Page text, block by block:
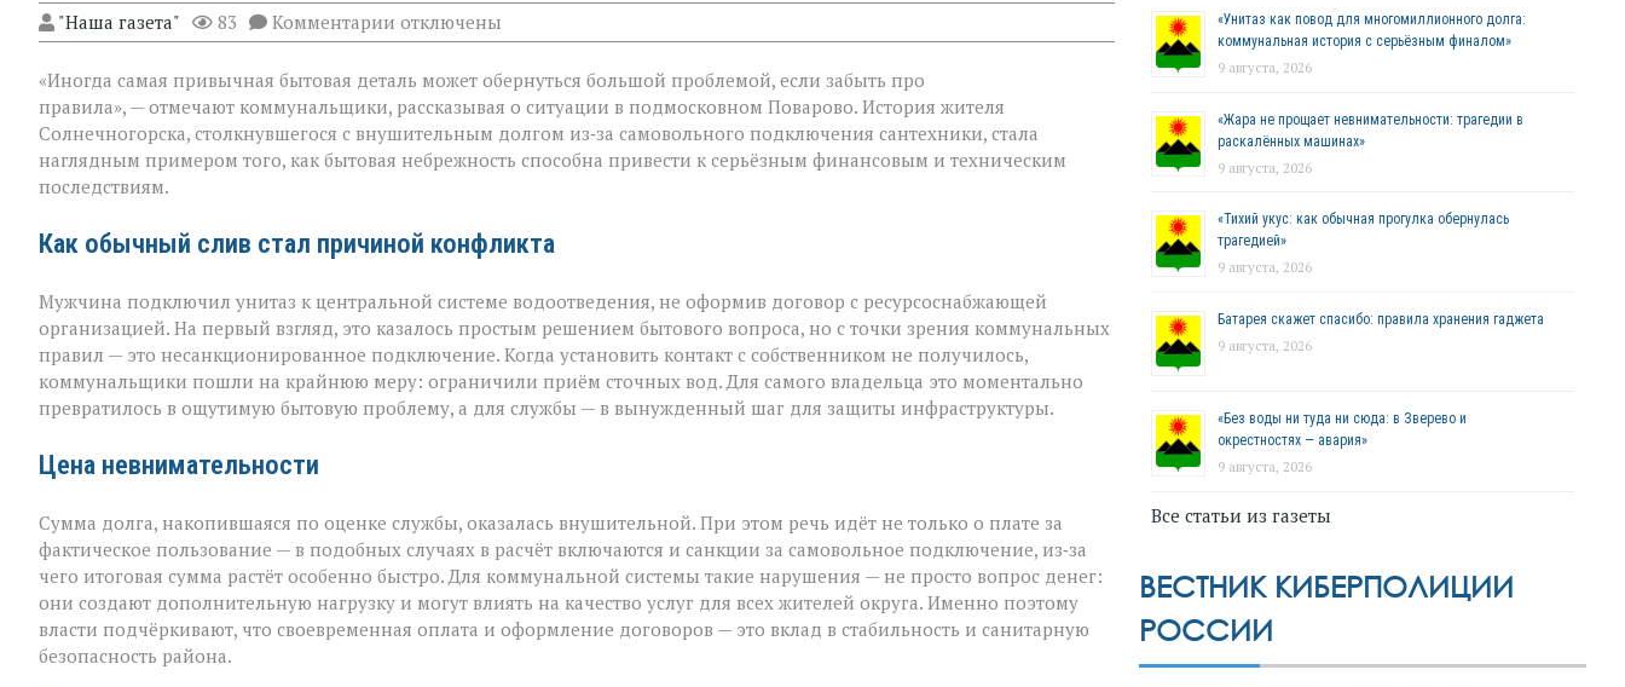
"Наша газета" 83 Комментарии к
записи
как
повод
для
многомиллионного
долга:
серьёзным
отключены
«Иногда самая привычная бытовая деталь может обернуться большой проблемой, если забыть про
правила», — отмечают коммунальщики, рассказывая о ситуации в подмосковном Поварово. История жителя
Солнечногорска, столкнувшегося с внушительным долгом из‑за самовольного подключения сантехники, стала
наглядным примером того, как бытовая небрежность способна привести к серьёзным финансовым и техническим
последствиям.
Как обычный слив стал причиной конфликта
Мужчина подключил унитаз к центральной системе водоотведения, не оформив договор с ресурсоснабжающей
организацией. На первый взгляд, это казалось простым решением бытового вопроса, но с точки зрения коммунальных
правил — это несанкционированное подключение. Когда установить контакт с собственником не получилось,
коммунальщики пошли на крайнюю меру: ограничили приём сточных вод. Для самого владельца это моментально
превратилось в ощутимую бытовую проблему, а для службы — в вынужденный шаг для защиты инфраструктуры.
Цена невнимательности
Сумма долга, накопившаяся по оценке службы, оказалась внушительной. При этом речь идёт не только о плате за
фактическое пользование — в подобных случаях в расчёт включаются и санкции за самовольное подключение, из‑за
чего итоговая сумма растёт особенно быстро. Для коммунальной системы такие нарушения — не просто вопрос денег:
они создают дополнительную нагрузку и могут влиять на качество услуг для всех жителей округа. Именно поэтому
власти подчёркивают, что своевременная оплата и оформление договоров — это вклад в стабильность и санитарную
безопасность района.
«Унитаз как повод для многомиллионного долга:
коммунальная история с серьёзным финалом»
9 августа, 2026
«Жара не прощает невнимательности: трагедии в
раскалённых машинах»
9 августа, 2026
«Тихий укус: как обычная прогулка обернулась
трагедией»
9 августа, 2026
Батарея скажет спасибо: правила хранения гаджета
9 августа, 2026
«Без воды ни туда ни сюда: в Зверево и
окрестностях — авария»
9 августа, 2026
Все статьи из газеты
ВЕСТНИК КИБЕРПОЛИЦИИ
РОССИИ